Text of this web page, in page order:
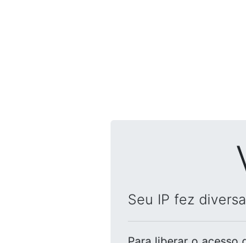
Seu IP fez